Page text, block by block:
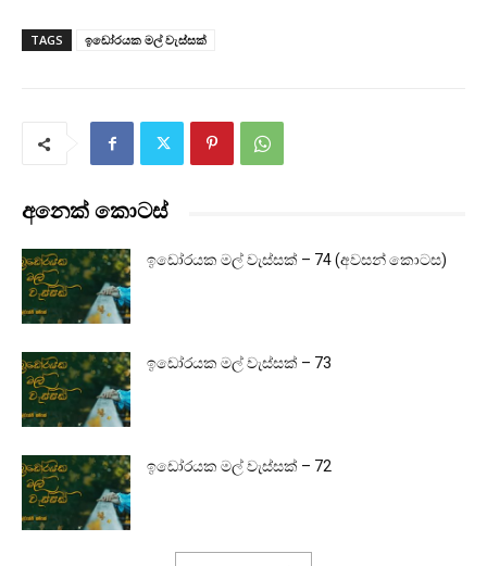
TAGS ඉඩෝරයක මල් වැස්සක්
අනෙක් කොටස්
ඉඩෝරයක මල් වැස්සක් – 74 (අවසන් කොටස)
ඉඩෝරයක මල් වැස්සක් – 73
ඉඩෝරයක මල් වැස්සක් – 72